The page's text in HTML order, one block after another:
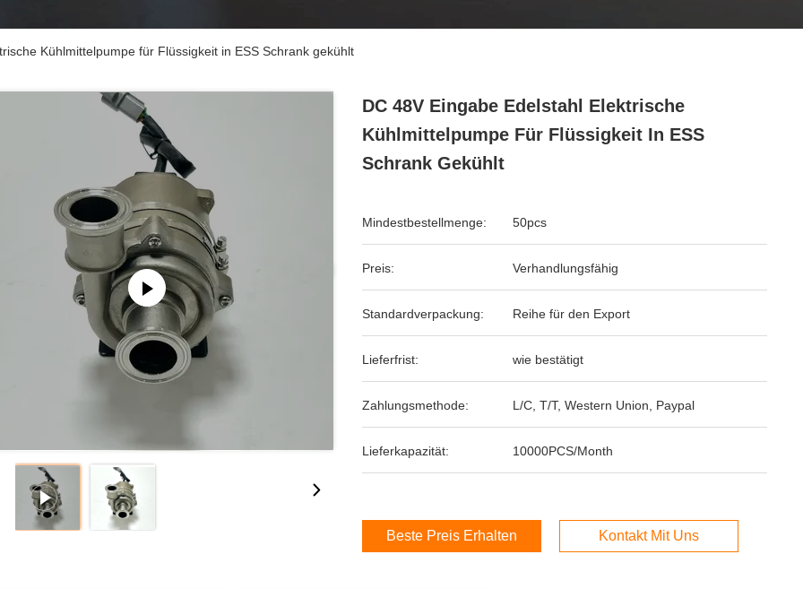
Kühlmittelpumpe für Flüssigkeit in ESS Schrank gekühlt
DC 48V Eingabe Edelstahl Elektrische
Kühlmittelpumpe Für Flüssigkeit In ESS
Schrank Gekühlt
Mindestbestellmenge: 50pcs
Preis: Verhandlungsfähig
Standardverpackung: Reihe für den Export
Lieferfrist: wie bestätigt
Zahlungsmethode: L/C, T/T, Western Union, Paypal
Lieferkapazität: 10000PCS/Month
Beste Preis Erhalten Kontakt Mit Uns